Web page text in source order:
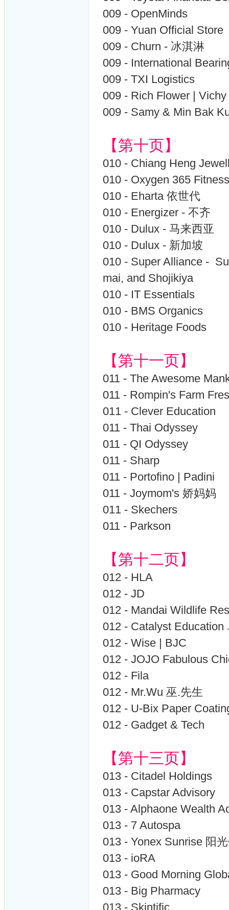
009 - OpenMinds
009 - Yuan Official Store
009 - Churn - 冰淇淋
009 - International
009 - TXI Logistics
009 - Rich Flower |
009 - Samy & Min Bak
【第十页】
010 - Chiang Heng
010 - Oxygen 365 Fitness
010 - Eharta 依世代
010 - Energizer - 不齐
010 - Dulux - 马来西亚
010 - Dulux - 新加坡
010 - Super Alliance -
mai, and Shojikiya
010 - IT Essentials
010 - BMS Organics
010 - Heritage Foods
【第十一页】
011 - The Awesome
011 - Rompin's Farm
011 - Clever Education
011 - Thai Odyssey
011 - QI Odyssey
011 - Sharp
011 - Portofino | Padini
011 - Joymom's 娇妈妈
011 - Skechers
011 - Parkson
【第十二页】
012 - HLA
012 - JD
012 - Mandai Wildlife
012 - Catalyst Education
012 - Wise | BJC
012 - JOJO Fabulous
012 - Fila
012 - Mr.Wu 巫.先生
012 - U-Bix Paper
012 - Gadget & Tech
【第十三页】
013 - Citadel Holdings
013 - Capstar Advisory
013 - Alphaone Wealth
013 - 7 Autospa
013 - Yonex Sunrise 阳
013 - ioRA
013 - Good Morning
013 - Big Pharmacy
013 - Skintific